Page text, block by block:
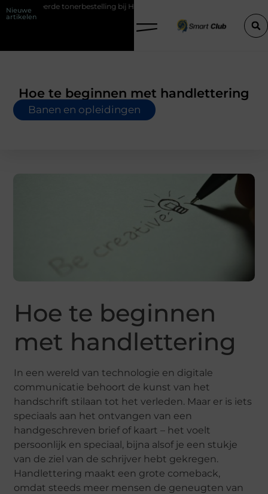
Nieuwe
artikelen
tonerbestelling bij HP printers
Hoe te beginnen met handlettering
Banen en opleidingen
Hoe te beginnen
met handlettering
In een wereld van technologie en digitale
communicatie behoort de kunst van het
handschrift stilaan tot het verleden. Maar er is iets
speciaals aan het ontvangen van een
handgeschreven brief of kaart – het voelt
persoonlijk en speciaal, bijna alsof je een stukje
van de ziel van de schrijver hebt gekregen.
Handlettering maakt een grote comeback,
omdat steeds meer mensen de geneugten van